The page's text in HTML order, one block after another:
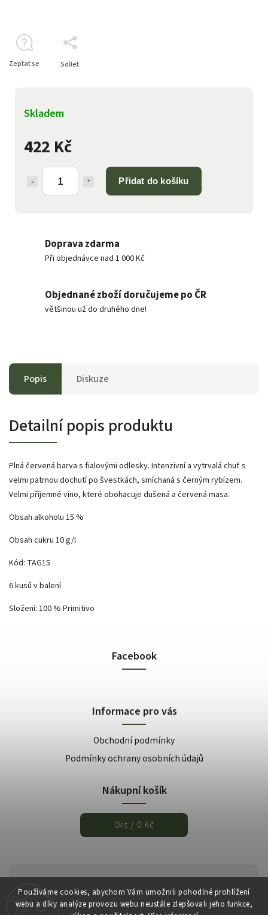
Používáme cookies, abychom Vám umožnili pohodlné prohlížení
webu a díky analýze provozu webu neustále zlepšovali jeho funkce,
422 Kč
Přidat do košíku
Skladem
Zeptat se Sdílet
Doprava zdarma
Při objednávce nad 1 000 Kč
Objednané zboží doručujeme po ČR
většinou už do druhého dne!
Popis Diskuze
Detailní popis produktu
Plná červená barva s fialovými odlesky. Intenzivní a vytrvalá chuť s
velmi patrnou dochutí po švestkách, smíchaná s černým rybízem.
Velmi příjemné víno, které obohacuje dušená a červená masa.
Obsah alkoholu 15 %
Obsah cukru 10 g/l
Kód: TAG15
6 kusů v balení
Složení: 100 % Primitivo
Facebook
Informace pro vás
Obchodní podmínky
Podmínky ochrany osobních údajů
Nákupní košík
0ks / 0 Kč